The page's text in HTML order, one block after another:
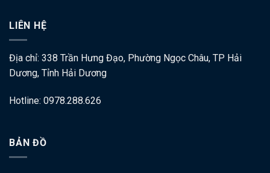
LIÊN HỆ
Địa chỉ: 338 Trần Hưng Đạo, Phường Ngọc Châu, TP Hải
Dương, Tỉnh Hải Dương
Hotline: 0978.288.626
BẢN ĐỒ